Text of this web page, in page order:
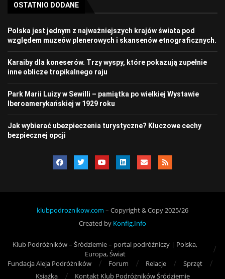
OSTATNIO DODANE
Polska jest jednym z najważniejszych krajów świata pod
względem muzeów plenerowych i skansenów etnograficznych.
Karaiby dla koneserów. Trzy wyspy, które pokazują zupełnie
inne oblicze tropikalnego raju
Park Marii Luizy w Sewilli – pamiątka po wielkiej Wystawie
Iberoamerykańskiej w 1929 roku
Jak wybierać ubezpieczenia turystyczne? Kluczowe cechy
bezpiecznej opcji
klubpodroznikow.com – Copyright & Copy 2025/26
Created by Konfig.Info
Klub Podróżników – Śródziemie – portal podróżniczy | Polska,
Europa, Świat
Fundacja Aleja Podróżników
Forum Relacje
Sprzęt
Książka
Kontakt Klub Podróżników Śródziemie